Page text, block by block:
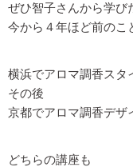
ぜひ智子さんから学び
今から４年ほど前のこ
横浜でアロマ調香スタ
その後
京都でアロマ調香デザ
どちらの講座も